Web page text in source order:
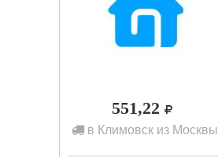
551,22
в Климовск из Москвы